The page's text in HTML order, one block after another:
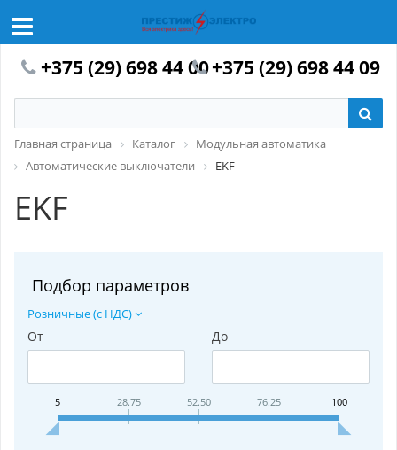
+375 (29) 698 44 00+375 (29) 698 44 09
Главная страница Каталог
Модульная автоматика
Автоматические выключатели
EKF
EKF
Подбор параметров
Розничные (с НДС)
От До
5 28.75 52.50 76.25 100